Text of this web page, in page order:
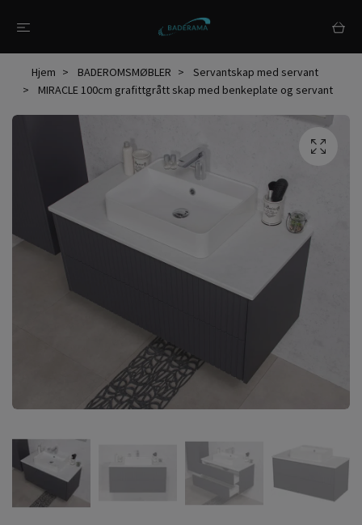
Hjem BADEROMSMØBLER
Servantskap med servant
MIRACLE 100cm grafittgrått skap med benkeplate og servant